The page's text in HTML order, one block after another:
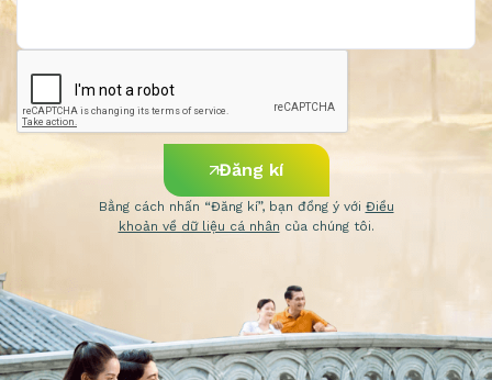
Bằng cách nhấn “Đăng kí”, bạn đồng ý với Điều
khoản về dữ liệu cá nhân của chúng tôi.
Đăng kí